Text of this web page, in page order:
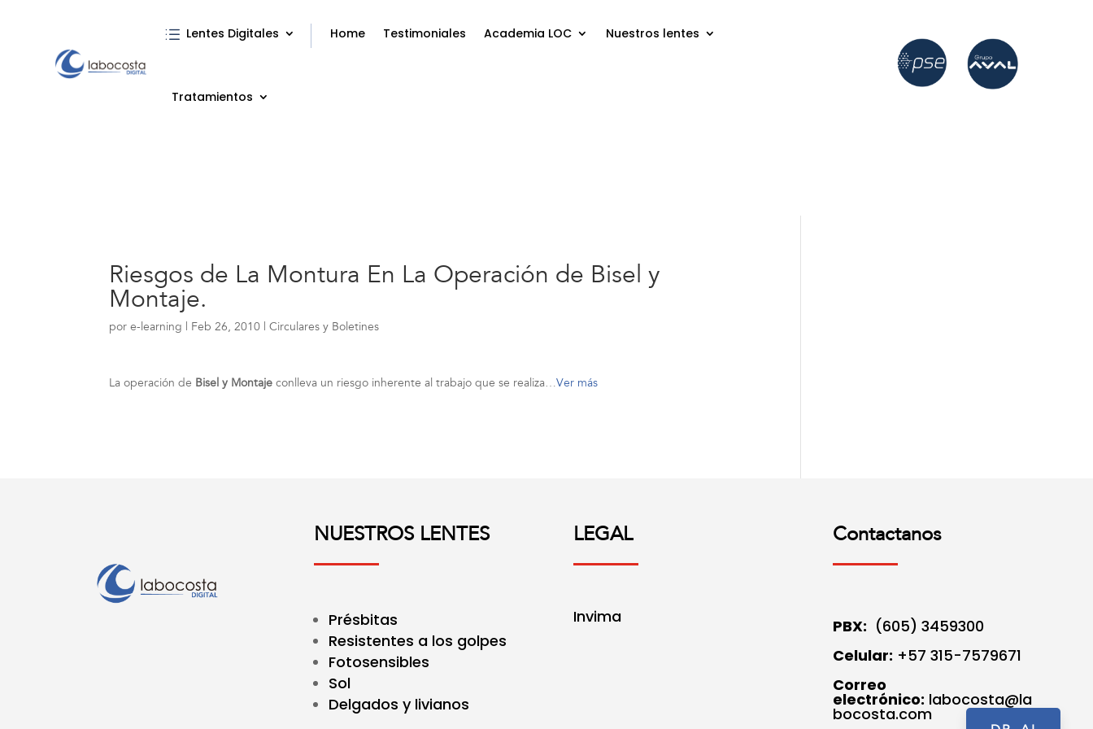
Lentes Digitales Home Testimoniales Academia LOC Nuestros lentes
Tratamientos
Riesgos de La Montura En La Operación de Bisel y
Montaje.
pore-learning Feb 26, 2010 |Circulares y Boletines
La operación de Bisel y Montajeconlleva un riesgo inherente al trabajo que se realiza…Ver más
NUESTROS LENTES
Présbitas
Resistentes a los golpes
Fotosensibles
Sol
Delgados y livianos
LEGAL
Invima
Contactanos
PBX: (605) 3459300
Celular: +57 315-7579671
Correo
electrónico: labocosta@la
bocosta.com